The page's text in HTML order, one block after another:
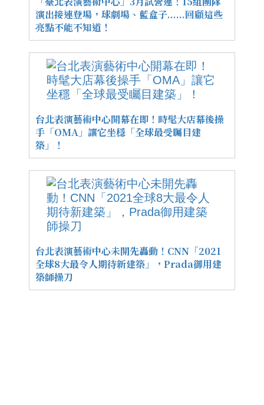
演出接連登場，球劇場、藍盒子......回顧這些
亮點不能不知道！
台北表演藝術中心開幕在即！時髦大店幕後操
手「OMA」讓它坐穩「全球最受矚目建
築」！
台北表演藝術中心未開先轟動！CNN「2021
全球8大最令人期待新建築」，Prada御用建
築師操刀